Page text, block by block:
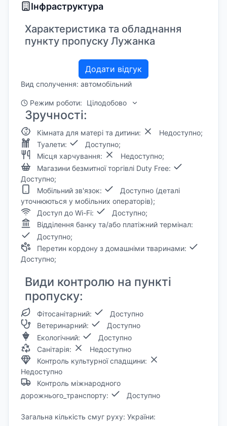
Інфраструктура
Характеристика та обладнання
пункту пропуску Лужанка
Додати відгук
Вид сполучення: автомобільний
Режим роботи: Цілодобово
Зручності:
Кімната для матері та дитини:
Недоступно;
Туалети:
Доступно;
Місця харчування:
Недоступно;
Магазини безмитної торгівлі Duty Free:
Доступно;
Мобільний зв'язок:
Доступно (деталі
уточнюються у мобільних операторів);
Доступ до Wi-Fi:
Доступно;
Відділення банку та/або платіжний термінал:
Доступно;
Перетин кордону з домашніми тваринами:
Доступно;
Види контролю на пункті
пропуску:
Фітосанітарний:
Доступно
Ветеринарний:
Доступно
Екологічний:
Доступно
Санітарія:
Недоступно
Контроль культурної спадщини:
Недоступно
Контроль міжнародного
дорожнього_транспорту:
Доступно
Загальна кількість смуг руху: України: